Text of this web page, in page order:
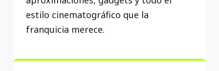
estilo cinematográfico que la
franquicia merece.